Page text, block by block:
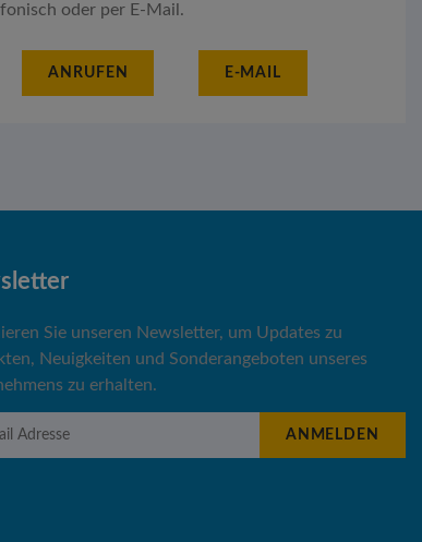
oder per E-Mail.
ANRUFEN E-MAIL
Sie unseren Newsletter, um Updates zu
Neuigkeiten und Sonderangeboten unseres
zu erhalten.
Adresse ANMELDEN